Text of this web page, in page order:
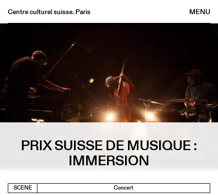
MENU
Centre culturel suisse. Paris
Buvette
Medias
Publications
About
EN
PRIX SUISSE DE MUSIQUE :
IMMERSION
SCENE Concert